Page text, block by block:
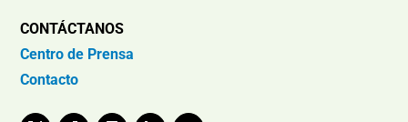
CONTÁCTANOS
Centro de Prensa
Contacto